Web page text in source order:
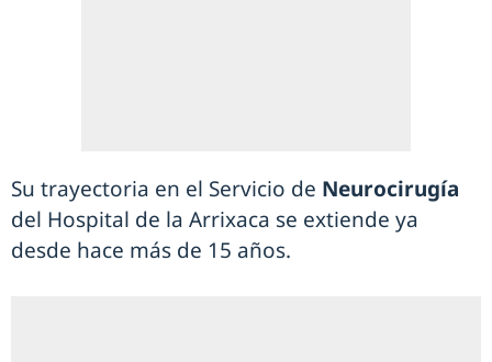
Su trayectoria en el Servicio de Neurocirugía
del Hospital de la Arrixaca se extiende ya
desde hace más de 15 años.